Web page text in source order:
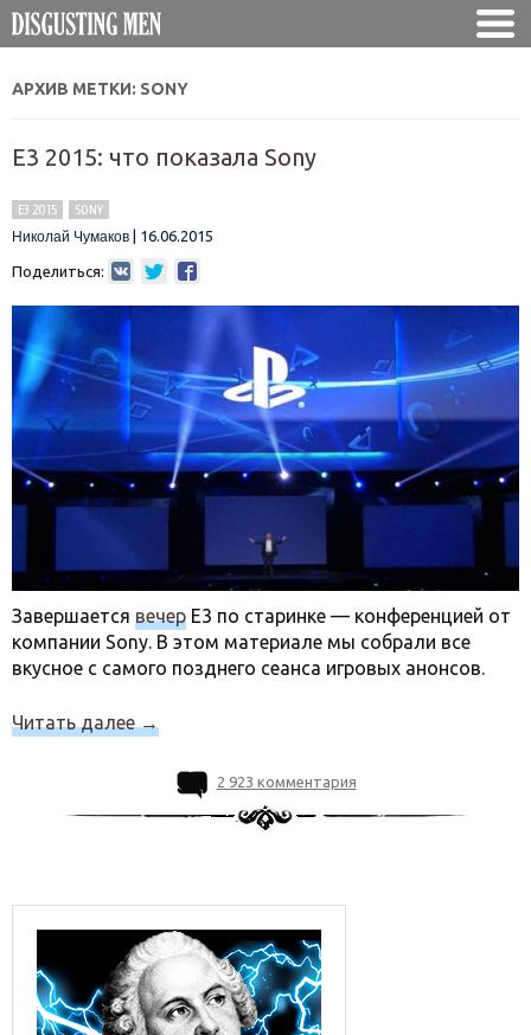
АРХИВ МЕТКИ: SONY
E3 2015: что показала Sony
E3 2015
SONY
Николай Чумаков
16.06.2015
Поделиться:
Завершается вечер Е3 по старинке — конференцией от
компании Sony. В этом материале мы собрали все
вкусное с самого позднего сеанса игровых анонсов.
Читать далее→
2 923 комментария